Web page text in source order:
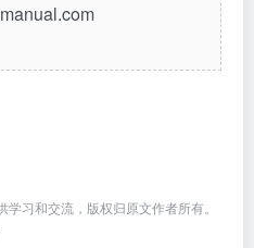
习和交流，版权归原文作者所有。